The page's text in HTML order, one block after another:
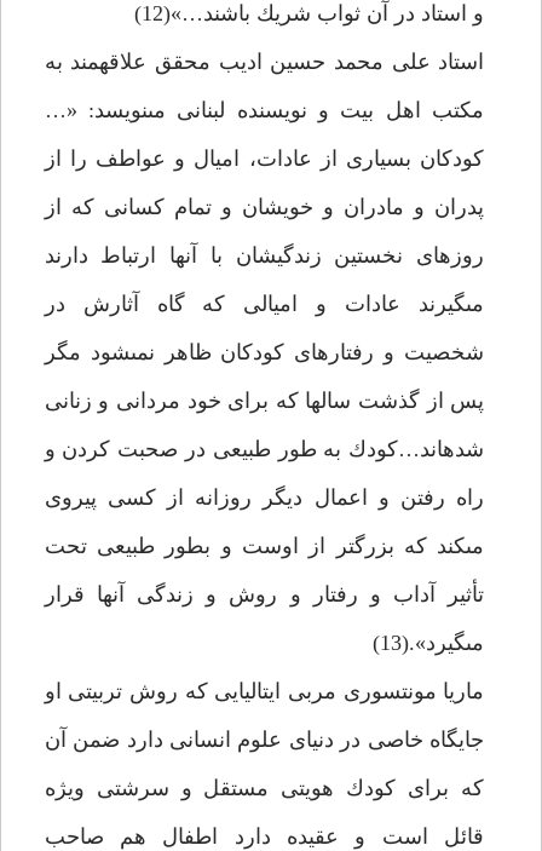
و استاد در آن ثواب شريك باشند…»(12)
استاد على محمد حسين اديب محقق علاقه‏مند به
مكتب اهل بيت و نويسنده لبنانى مى‏نويسد: «…
كودكان بسيارى از عادات، اميال و عواطف را از
پدران و مادران و خويشان و تمام كسانى كه از
روزهاى نخستين زندگيشان با آنها ارتباط دارند
مى‏گيرند عادات و اميالى كه گاه آثارش در
شخصيت و رفتارهاى كودكان ظاهر نمى‏شود مگر
پس از گذشت سال‏ها كه براى خود مردانى و زنانى
شده‏اند…كودك به طور طبيعى در صحبت كردن و
راه رفتن و اعمال ديگر روزانه از كسى پيروى
مى‏كند كه بزرگتر از اوست و بطور طبيعى تحت
تأثير آداب و رفتار و روش و زندگى آنها قرار
مى‏گيرد».(13)
ماريا مونتسورى مربى ايتاليايى كه روش تربيتى او
جايگاه خاصى در دنياى علوم انسانى دارد ضمن آن
كه براى كودك هويتى مستقل و سرشتى ويژه
قائل است و عقيده دارد اطفال هم صاحب